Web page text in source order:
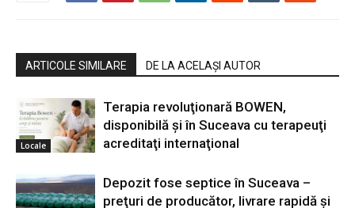
ARTICOLE SIMILARE DE LA ACELAȘI AUTOR
Locale
Terapia revoluţionară BOWEN,
disponibilă şi în Suceava cu terapeuţi
acreditaţi internaţional
Depozit fose septice în Suceava –
preţuri de producător, livrare rapidă şi